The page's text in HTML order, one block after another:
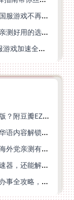
美国打我的起源加速器下载指南：海外玩国服游戏不再卡的终极方案
江南百景图国外加速器有哪些？海外玩家亲测好用的选择与避坑指南
去国外能打王国保卫战4吗？海外玩家国服游戏加速全攻略（附公主连结幻想江湖实测）
海外党必看：怎么在国外玩秦时明月卡牌版？附豆瓣EZCast地区限制破解法
海外怎么听酷我畅听？留学生亲测有效的华语内容解锁指南
在国外看不了央视影音电视剧怎么办呢？海外党亲测有效的回国加速方案
海外华人看国内电视剧总卡？选对回国加速器，还能解决菲律宾打不开反诈中心的问题
探花在比利时用不了怎么办？海外党追剧办事全攻略，选对加速器就够了